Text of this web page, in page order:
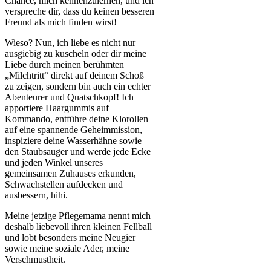
verspreche dir, dass du keinen besseren
Freund als mich finden wirst!
Wieso? Nun, ich liebe es nicht nur
ausgiebig zu kuscheln oder dir meine
Liebe durch meinen berühmten
„Milchtritt“ direkt auf deinem Schoß
zu zeigen, sondern bin auch ein echter
Abenteurer und Quatschkopf! Ich
apportiere Haargummis auf
Kommando, entführe deine Klorollen
auf eine spannende Geheimmission,
inspiziere deine Wasserhähne sowie
den Staubsauger und werde jede Ecke
und jeden Winkel unseres
gemeinsamen Zuhauses erkunden,
Schwachstellen aufdecken und
ausbessern, hihi.
Meine jetzige Pflegemama nennt mich
deshalb liebevoll ihren kleinen Fellball
und lobt besonders meine Neugier
sowie meine soziale Ader, meine
Verschmustheit.